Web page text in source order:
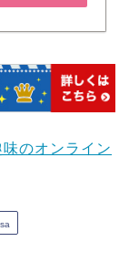
のオンライン